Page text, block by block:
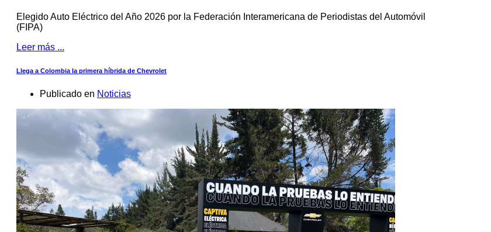
Elegido Auto Eléctrico del Año 2026 por la Federación Interamericana de Periodistas del Automóvil
(FIPA)
Leer más ...
Llega a Colombia la primera híbrida de Chevrolet
Publicado en Noticias